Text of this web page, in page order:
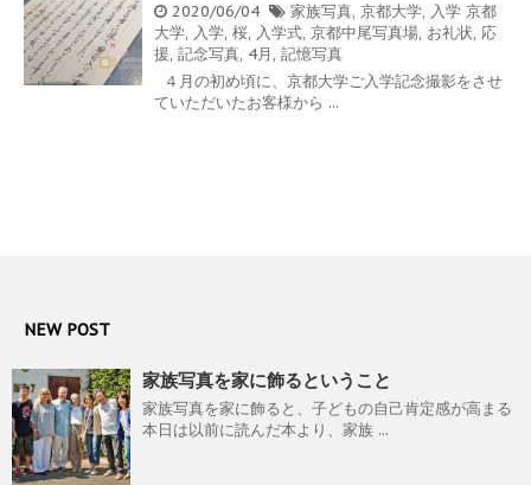
2020/06/04 家族写真, 京都大学, 入学 京都
大学, 入学, 桜, 入学式, 京都中尾写真場, お礼状, 応
援, 記念写真, 4月 , 記憶写真
４月の初め頃に、京都大学ご入学記念撮影をさせ
ていただいたお客様から ...
NEW POST
家族写真を家に飾るということ
家族写真を家に飾ると、子どもの自己肯定感が高まる
本日は以前に読んだ本より、家族 ...